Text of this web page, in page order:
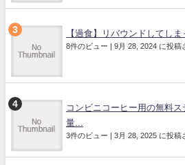
【過食】リバウンドしてし
8件のビュー 9月 28, 2024 に投稿
コンビニコーヒー用の無料
量...
3件のビュー 3月 28, 2025 に投稿